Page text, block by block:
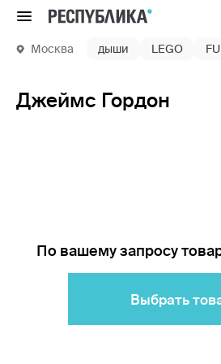
Меню
Москва дыши LEGO
Джеймс Гордон
По вашему запросу
Выбрать